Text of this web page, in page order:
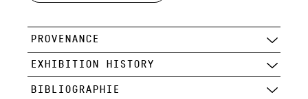
PROVENANCE
EXHIBITION HISTORY
BIBLIOGRAPHIE